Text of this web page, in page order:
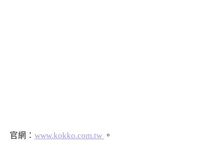
官網： www.kokko.com.tw 。